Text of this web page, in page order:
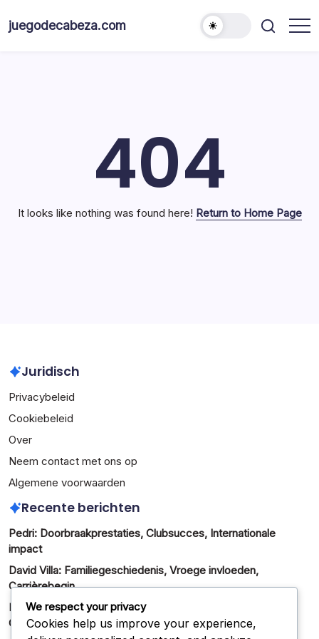
juegodecabeza.com
404
It looks like nothing was found here! Return to Home Page
Juridisch
Privacybeleid
Cookiebeleid
Over
Neem contact met ons op
Algemene voorwaarden
Recente berichten
Pedri: Doorbraakprestaties, Clubsucces, Internationale
impact
David Villa: Familiegeschiedenis, Vroege invloeden,
Carrièrebegin
Pau Torres: Internationaal debuut, Clubprestaties,
Opkomend talent
We respect your privacy
Cookies help us improve your experience,